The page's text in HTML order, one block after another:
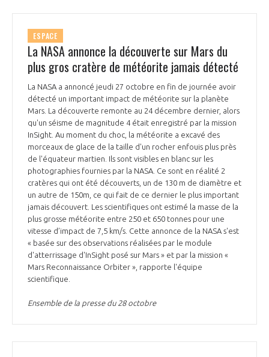
ESPACE
La NASA annonce la découverte sur Mars du
plus gros cratère de météorite jamais détecté
La NASA a annoncé jeudi 27 octobre en fin de journée avoir
détecté un important impact de météorite sur la planète
Mars. La découverte remonte au 24 décembre dernier, alors
qu'un séisme de magnitude 4 était enregistré par la mission
InSight. Au moment du choc, la météorite a excavé des
morceaux de glace de la taille d'un rocher enfouis plus près
de l'équateur martien. Ils sont visibles en blanc sur les
photographies fournies par la NASA. Ce sont en réalité 2
cratères qui ont été découverts, un de 130 m de diamètre et
un autre de 150m, ce qui fait de ce dernier le plus important
jamais découvert. Les scientifiques ont estimé la masse de la
plus grosse météorite entre 250 et 650 tonnes pour une
vitesse d’impact de 7,5 km/s. Cette annonce de la NASA s'est
« basée sur des observations réalisées par le module
d'atterrissage d'InSight posé sur Mars » et par la mission «
Mars Reconnaissance Orbiter », rapporte l'équipe
scientifique.
Ensemble de la presse du 28 octobre